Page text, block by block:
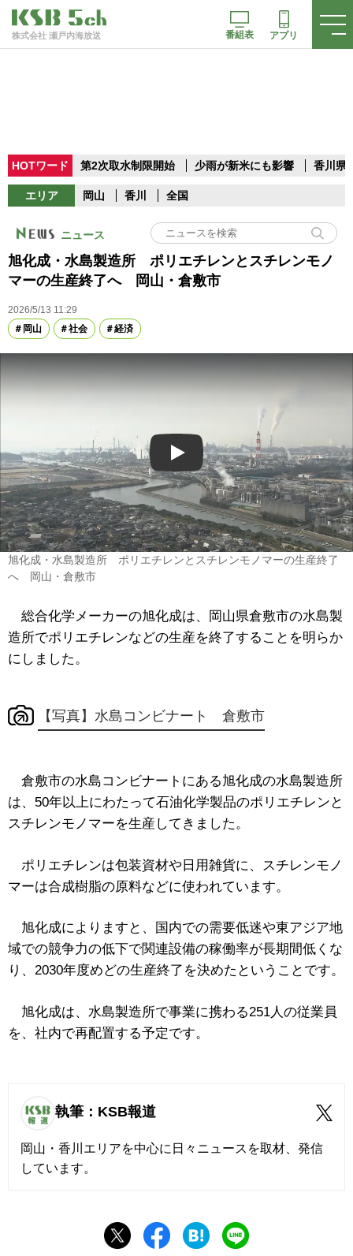
株式会社 瀬戸内海放送 番組表 アプリ
HOTワード 第2次取水制限開始 少雨が新米にも影響 香川県
エリア 岡山 香川 全国
ニュース
旭化成・水島製造所 ポリエチレンとスチレンモノ
マーの生産終了へ 岡山・倉敷市
2026/5/13 11:29
岡山
社会 経済
Play
旭化成・水島製造所 ポリエチレンとスチレンモノマーの生産終了
へ 岡山・倉敷市
総合化学メーカーの旭化成は、岡山県倉敷市の水島製
造所でポリエチレンなどの生産を終了することを明らか
にしました。
【写真】水島コンビナート 倉敷市
倉敷市の水島コンビナートにある旭化成の水島製造所
は、50年以上にわたって石油化学製品のポリエチレンと
スチレンモノマーを生産してきました。
ポリエチレンは包装資材や日用雑貨に、スチレンモノ
マーは合成樹脂の原料などに使われています。
旭化成によりますと、国内での需要低迷や東アジア地
域での競争力の低下で関連設備の稼働率が長期間低くな
り、2030年度めどの生産終了を決めたということです。
旭化成は、水島製造所で事業に携わる251人の従業員
を、社内で再配置する予定です。
執筆：KSB報道
岡山・香川エリアを中心に日々ニュースを取材、発信
しています。